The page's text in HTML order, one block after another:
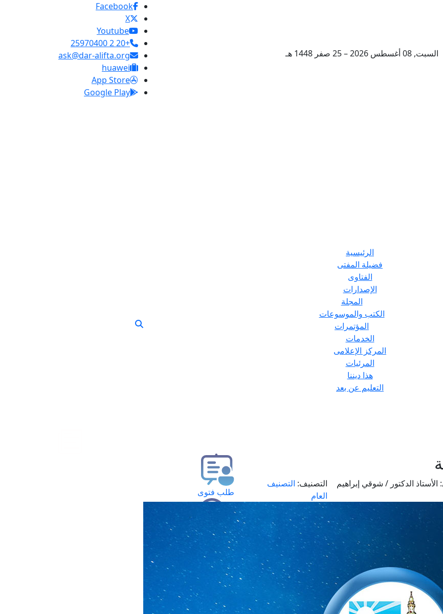
السبت, 08 أغسطس 2026 – 25 صفر 1448 هـ
Facebook
X
Youtube
+20 2 25970400
ask@dar-alifta.org
huawei
App Store
Google Play
الرئيسية
فضيلة المفتى
الفتاوى
الإصدارات
المجلة
الكتب والموسوعات
المؤتمرات
الخدمات
المركز الإعلامى
المرئيات
هذا ديننا
التعليم عن بعد
الأستاذ الدكتور / شوقي إبراهيم
التصنيف: التصنيف
العام
طلب فتوى
استعلام عن فتوى
حجز موعد